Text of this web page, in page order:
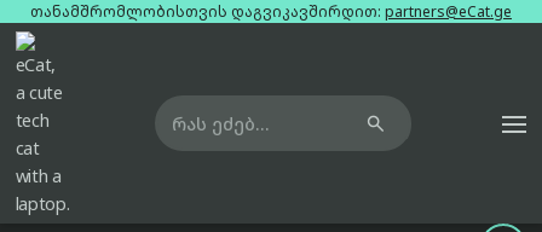
თანამშრომლობისთვის დაგვიკავშირდით: partners@eCat.ge

მთავარი ჩიპსეტები